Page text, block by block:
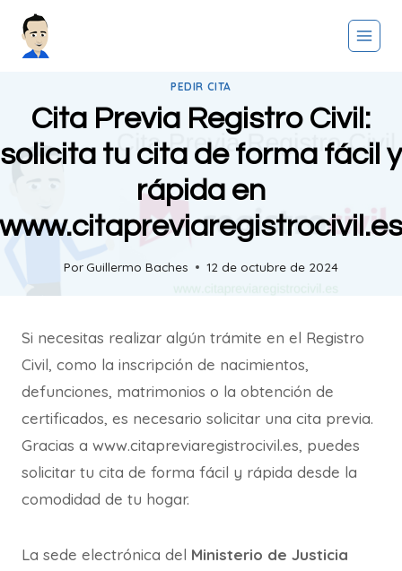
Saltar
PEDIR CITA
Cita Previa Registro Civil:
solicita tu cita de forma fácil y
rápida en
www.citapreviaregistrocivil.es
PorGuillermo Baches 12 de octubre de 2024
Si necesitas realizar algún trámite en el Registro
Civil, como la inscripción de nacimientos,
defunciones, matrimonios o la obtención de
certificados, es necesario solicitar una cita previa.
Gracias a www.citapreviaregistrocivil.es, puedes
solicitar tu cita de forma fácil y rápida desde la
comodidad de tu hogar.
La sede electrónica del Ministerio de Justicia